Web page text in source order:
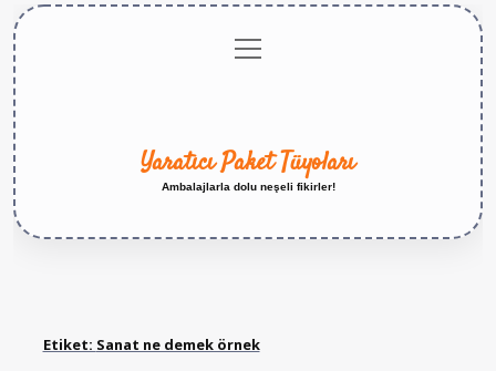
menüyü
aç
Yaratıcı Paket Tüyoları
Ambalajlarla dolu neşeli fikirler!
Etiket: Sanat ne demek örnek